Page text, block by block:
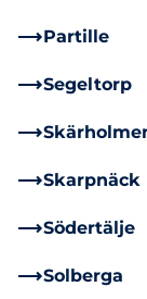
Partille
Segeltorp
Skarpnäck
Södertälje
Solberga